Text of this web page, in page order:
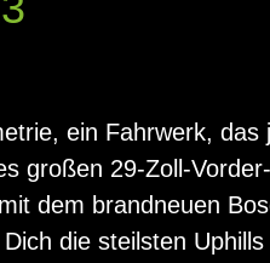
ein Fahrwerk,
großen 29-Zoll-
dem brandneuen
die steilsten